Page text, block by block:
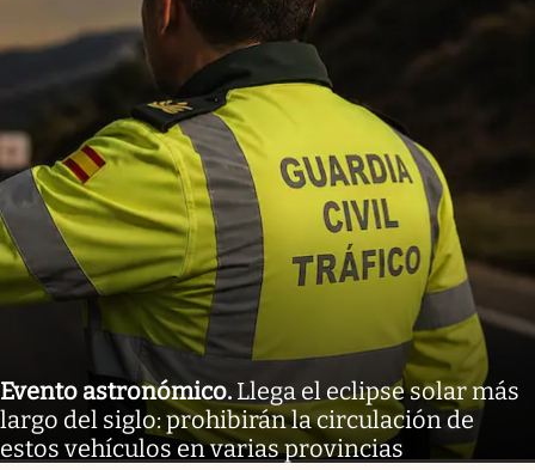
Evento astronómico. Llega el eclipse solar más
largo del siglo: prohibirán la circulación de
estos vehículos en varias provincias